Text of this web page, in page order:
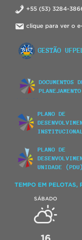
+55 (53) 3284-
clique para ver o
TEMPO EM PELOTAS,
SÁBADO